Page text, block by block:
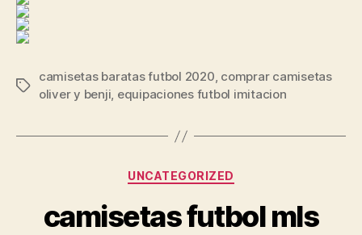
Etiquetas
camisetas baratas futbol 2020, comprar camisetas
oliver y benji, equipaciones futbol imitacion
Categorías
UNCATEGORIZED
camisetas futbol mls